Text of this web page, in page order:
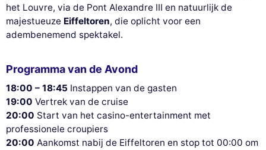
het Louvre, via de Pont Alexandre III en natuurlijk de
majestueuze Eiffeltoren, die oplicht voor een
adembenemend spektakel.
Programma van de Avond
18:00 – 18:45 Instappen van de gasten
19:00 Vertrek van de cruise
20:00 Start van het casino-entertainment met
professionele croupiers
20:00 Aankomst nabij de Eiffeltoren en stop tot 00:00 om